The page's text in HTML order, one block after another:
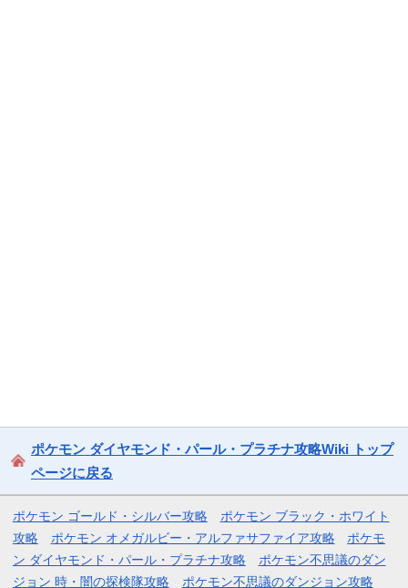
ポケモン ダイヤモンド・パール・プラチナ攻略Wiki トップ
ページに戻る
ポケモン ゴールド・シルバー攻略
ポケモン ブラック・ホワイト
攻略
ポケモン オメガルビー・アルファサファイア攻略
ポケモ
ン ダイヤモンド・パール・プラチナ攻略
ポケモン不思議のダン
ジョン 時・闇の探検隊攻略
ポケモン不思議のダンジョン攻略